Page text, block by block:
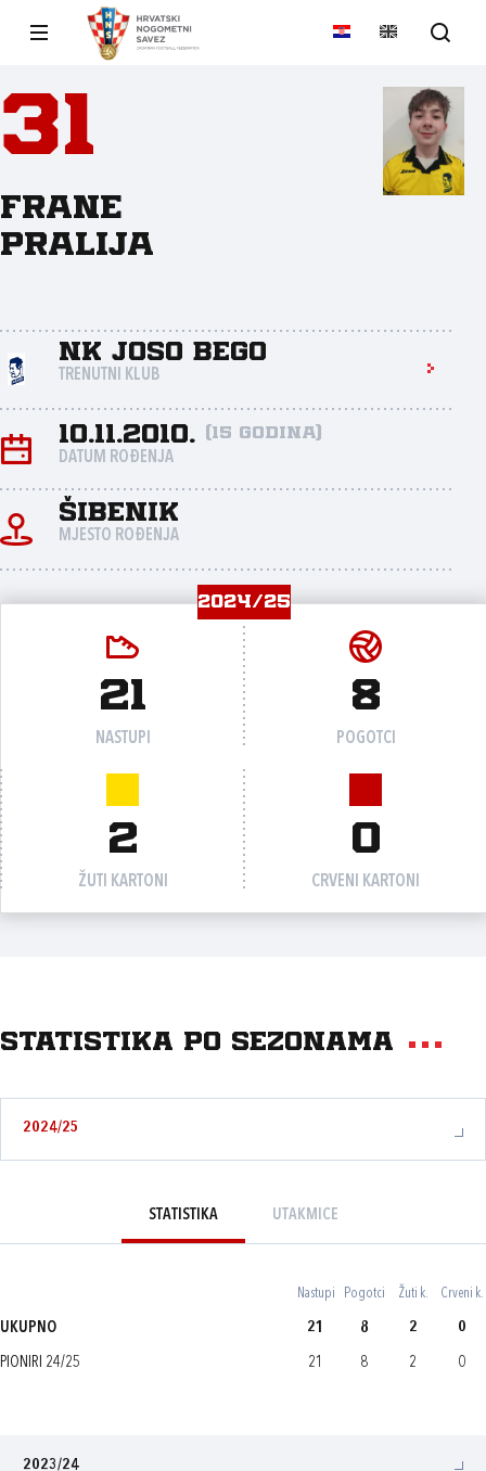
31
Frane
Pralija
NK Joso Bego
TRENUTNI KLUB
10.11.2010. (15 godina)
DATUM ROĐENJA
Šibenik
MJESTO ROĐENJA
2024/25
21
NASTUPI
8
POGOTCI
2
ŽUTI KARTONI
0
CRVENI KARTONI
Statistika po sezonama
2024/25
STATISTIKA UTAKMICE
Nastupi Pogotci Žuti k. Crveni k.
UKUPNO 21 8 2 0
PIONIRI 24/25 21 8 2 0
2023/24